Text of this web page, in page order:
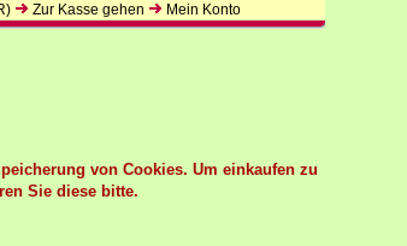
Zur Kasse gehen Mein Konto
von Cookies. Um einkaufen zu
Sie diese bitte.